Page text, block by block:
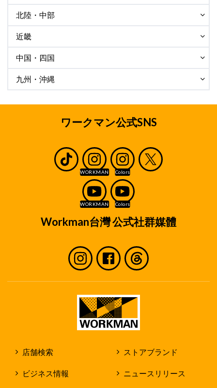
北陸・中部
近畿
中国・四国
九州・沖縄
ワークマン公式SNS
Workman台灣 公式社群媒體
店舗検索 ストアブランド
ビジネス情報 ニュースリリース